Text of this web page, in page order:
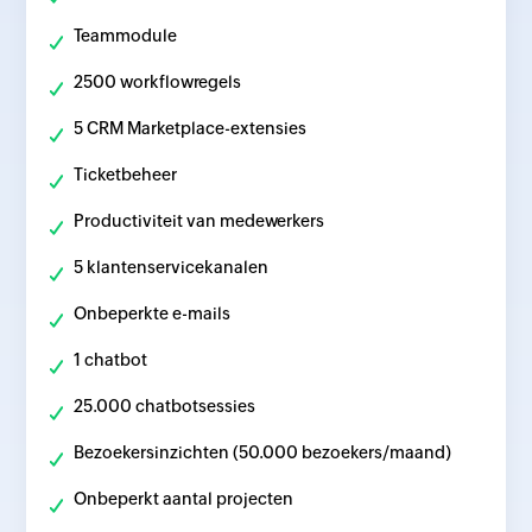
Teammodule
2500 workflowregels
5 CRM Marketplace-extensies
Ticketbeheer
Productiviteit van medewerkers
5 klantenservicekanalen
Onbeperkte e-mails
1 chatbot
25.000 chatbotsessies
Bezoekersinzichten (50.000 bezoekers/maand)
Onbeperkt aantal projecten